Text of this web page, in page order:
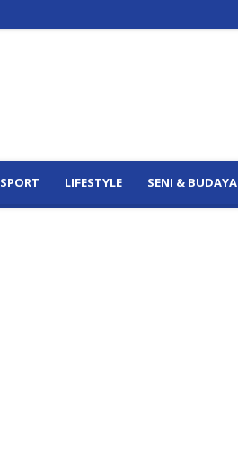
SPORT LIFESTYLE SENI & BUDAYA